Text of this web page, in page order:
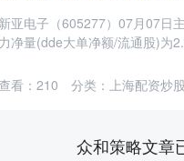
新亚电子（605277）07月07日
力净量(dde大单净额/流通股)为
看： 210 分类： 上海配资炒股
众和策略文章